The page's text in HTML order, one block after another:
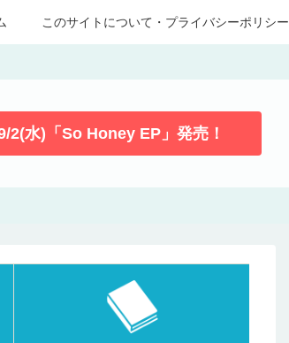
このサイトについて・プライバシーポリシー
2(水)「So Honey EP」発売！